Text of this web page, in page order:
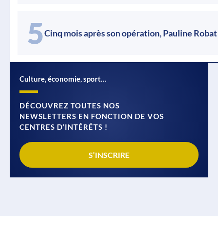
5Cinq mois après son opération, Pauline
Culture, économie, sport…
DÉCOUVREZ TOUTES NOS
NEWSLETTERS EN FONCTION DE VOS
CENTRES D’INTÉRÉTS !
S’INSCRIRE